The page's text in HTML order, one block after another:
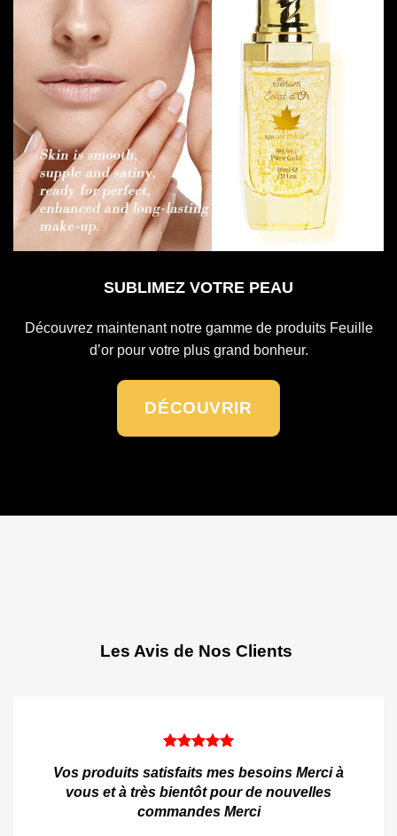
SUBLIMEZ VOTRE PEAU
Découvrez maintenant notre gamme de produits Feuille
d’or pour votre plus grand bonheur.
DÉCOUVRIR
Les Avis de Nos Clients
Vos produits satisfaits mes besoins Merci à
vous et à très bientôt pour de nouvelles
commandes Merci